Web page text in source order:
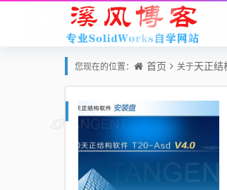
您现在的位置： 首页 关于天正结